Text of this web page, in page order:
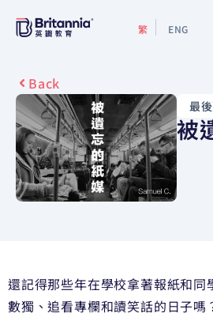
繁 ENG
最新活動
升學指南
升學資訊
預約諮詢
Back
最
被
還記得那些年在學校拿著報紙和同
數獨、追看專欄和讀笑話的日子嗎